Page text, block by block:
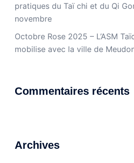
pratiques du Taï chi et du Qi
novembre
Octobre Rose 2025 – L’ASM
mobilise avec la ville de
Commentaires récents
Archives